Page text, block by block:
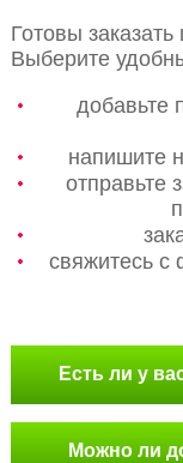
Готовы
Выберите
добавьте
напишите
отправьте
свяжитесь с
Есть ли у
Можно ли